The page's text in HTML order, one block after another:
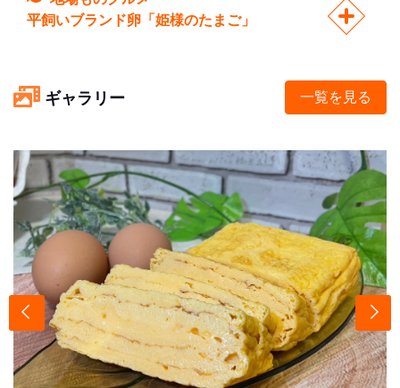
平飼いブランド卵「姫様のたまご」
ギャラリー 一覧を見る